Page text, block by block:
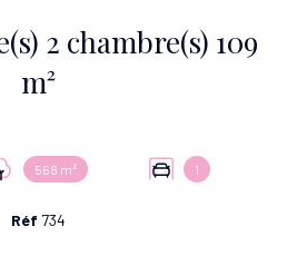
m²
568 m² 1
Réf 734